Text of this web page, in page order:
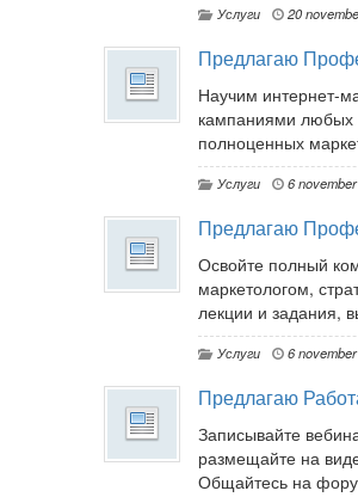
Услуги 20
Предлагаю
Научим интернет-
кампаниями любых
полноценных
Услуги 6
Предлагаю
Освойте полный
маркетологом,
лекции и задания,
Услуги 6
Предлагаю
Записывайте
размещайте на
Общайтесь на